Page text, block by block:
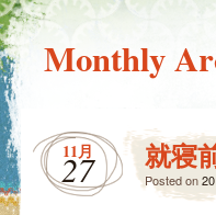
Monthly
11月
27 就寝
Posted on